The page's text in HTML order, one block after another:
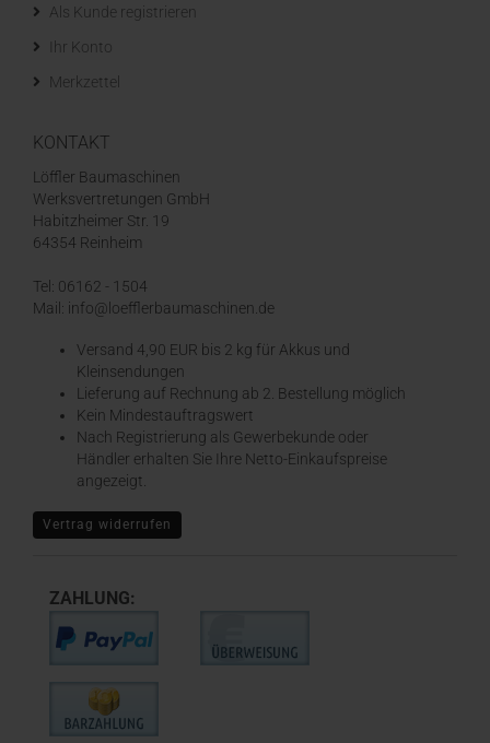
Als Kunde registrieren
Ihr Konto
Merkzettel
KONTAKT
Löffler Baumaschinen
Werksvertretungen GmbH
Habitzheimer Str. 19
64354 Reinheim
Tel: 06162 - 1504
Mail: info@loefflerbaumaschinen.de
Versand 4,90 EUR bis 2 kg für Akkus und
Kleinsendungen
​Lieferung auf Rechnung ab 2. Bestellung möglich
Kein Mindestauftragswert
Nach Registrierung als Gewerbekunde oder
Händler erhalten Sie Ihre Netto-Einkaufspreise
angezeigt.
Vertrag widerrufen
ZAHLUNG: